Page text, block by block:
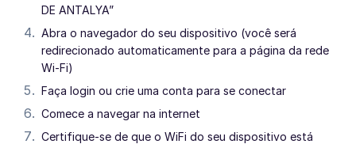
DE ANTALYA”
Abra o navegador do seu dispositivo (você será
redirecionado automaticamente para a página da rede
Wi-Fi)
Faça login ou crie uma conta para se conectar
Comece a navegar na internet
Certifique-se de que o WiFi do seu dispositivo está